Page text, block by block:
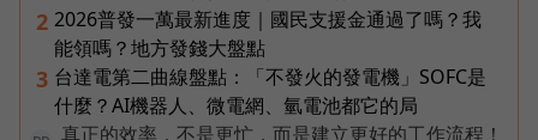
2 2026普發一萬最新進度｜國民支援金通過了嗎？我
能領嗎？地方發錢大盤點
3 台達電第二曲線盤點：「不發火的發電機」SOFC是
什麼？AI機器人、微電網、氫電池都它的局
真正的效率，不是更忙，而是建立更好的工作流程！